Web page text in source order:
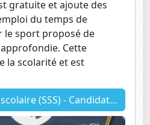
gratuite et ajoute des
du temps de
le sport proposé de
Cette
la scolarité et est
(SSS) - Candidature 2024-2025